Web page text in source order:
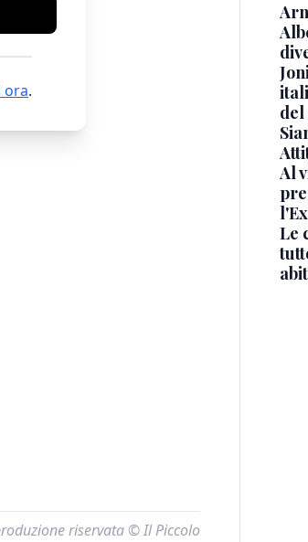
ora.
riservata © Il Piccolo
del
Al
Le